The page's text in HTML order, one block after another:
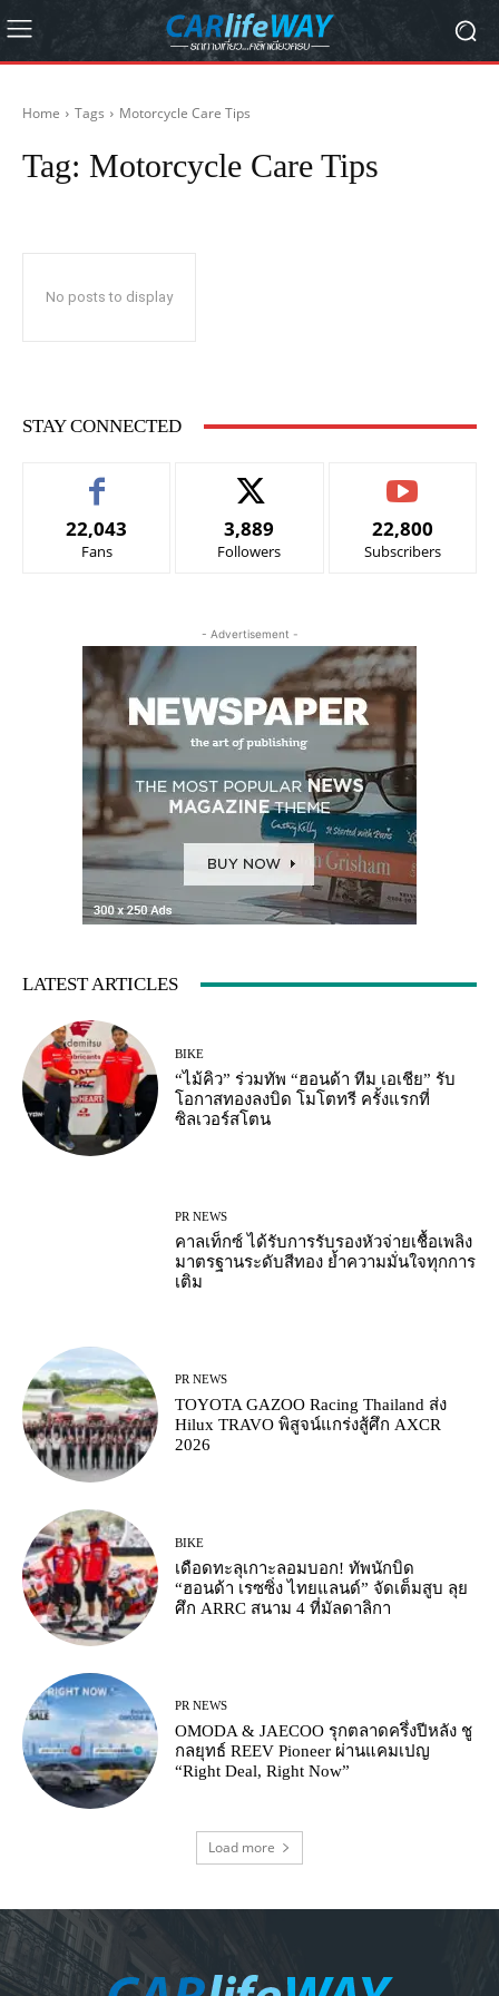
Home Tags Motorcycle Care Tips
Tag: Motorcycle Care Tips
No posts to display
STAY CONNECTED
22,043
Fans
3,889
Followers
22,800
Subscribers
- Advertisement -
LATEST ARTICLES
BIKE
“ไม้คิว” ร่วมทัพ “ฮอนด้า ทีม เอเชีย” รับ
โอกาสทองลงบิด โมโตทรี ครั้งแรกที่
ซิลเวอร์สโตน
PR NEWS
คาลเท็กซ์ ได้รับการรับรองหัวจ่ายเชื้อเพลิง
มาตรฐานระดับสีทอง ย้ำความมั่นใจทุกการ
เติม
PR NEWS
TOYOTA GAZOO Racing Thailand ส่ง
Hilux TRAVO พิสูจน์แกร่งสู้ศึก AXCR
2026
BIKE
เดือดทะลุเกาะลอมบอก! ทัพนักบิด
“ฮอนด้า เรซซิ่ง ไทยแลนด์” จัดเต็มสูบ ลุย
ศึก ARRC สนาม 4 ที่มัลดาลิกา
PR NEWS
OMODA & JAECOO รุกตลาดครึ่งปีหลัง ชู
กลยุทธ์ REEV Pioneer ผ่านแคมเปญ
“Right Deal, Right Now”
Load more